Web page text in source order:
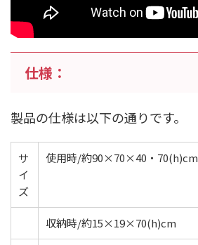
仕様：
製品の仕様は以下の通りです。
サ
イ
ズ
使用時/約90×70×40・70(h)cm
収納時/約15×19×70(h)cm